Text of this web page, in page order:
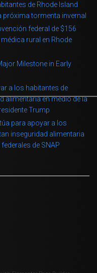
de Rhode Island
próxima tormenta invernal
federal de $156
rural en Rhode
Milestone in Early
a los habitantes de
alimentaria en medio de la
Trump
para apoyar a los
inseguridad alimentaria
de SNAP